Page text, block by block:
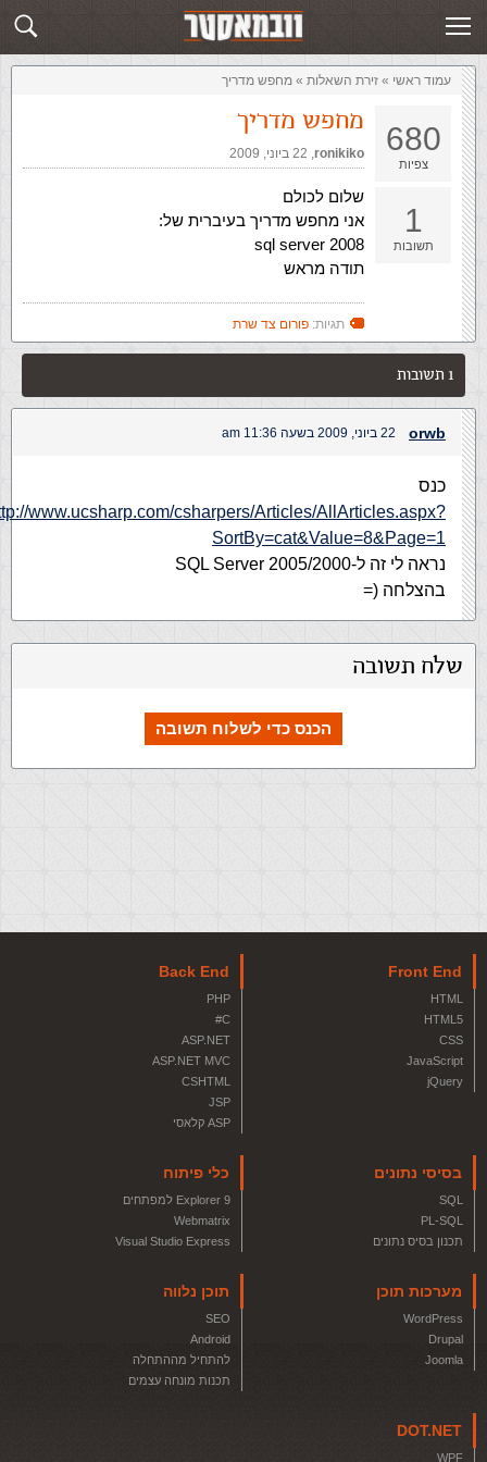
שלח תשובה זירת השאלות
עמוד ראשי » ‏זירת השאלות‏ » מחפש מדריך
680
צפיות
1
תשובות
מחפש מדריך
ronikiko
,‏ 22 ביוני, 2009
שלום לכולם
אני מחפש מדריך בעיברית של:
sql server 2008
תודה מראש
תגיות: פורום צד שרת
1 תשובות
orwb 22 ביוני, 2009 בשעה 11:36 am
כנס
www.ucsharp.com/csharpers/Articles/AllArticles.aspx?
SortBy=cat&Value=8&Page=1
נראה לי זה ל-SQL Server 2005/2000
בהצלחה (=
שלח תשובה
הכנס כדי לשלוח תשובה
Front End
HTML
HTML5
CSS
JavaScript
jQuery
Back End
PHP
C#
ASP.NET
ASP.NET MVC
CSHTML
JSP
ASP קלאסי
בסיסי נתונים
SQL
PL-SQL
תכנון בסיס נתונים
כלי פיתוח
Explorer 9 למפתחים
Webmatrix
Visual Studio Express
מערכות תוכן
WordPress
Drupal
Joomla
תוכן נלווה
SEO
Android
להתחיל מההתחלה
תכנות מונחה עצמים
DOT.NET
WPF